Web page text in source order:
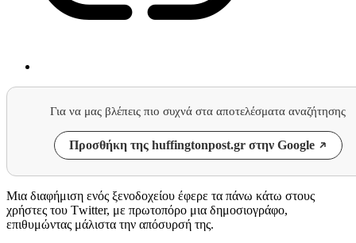
Για να μας βλέπεις πιο συχνά στα αποτελέσματα αναζήτησης
Προσθήκη της huffingtonpost.gr στην Google
Μια διαφήμιση ενός ξενοδοχείου έφερε τα πάνω κάτω στους
χρήστες του Τwitter, με πρωτοπόρο μια δημοσιογράφο,
επιθυμώντας μάλιστα την απόσυρσή της.